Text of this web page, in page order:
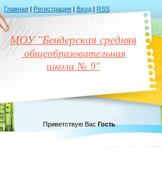
Главная | Регистрация | Вход | RSS
МОУ "Бендерская средняя
общеобразовательная
школа № 9"
Приветствую Вас Гость